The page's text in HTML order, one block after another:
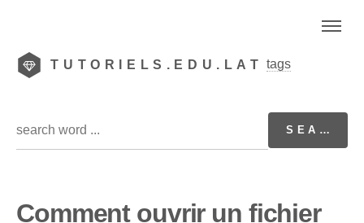
TUTORIELS.EDU.LAT tags
Comment ouvrir un fichier